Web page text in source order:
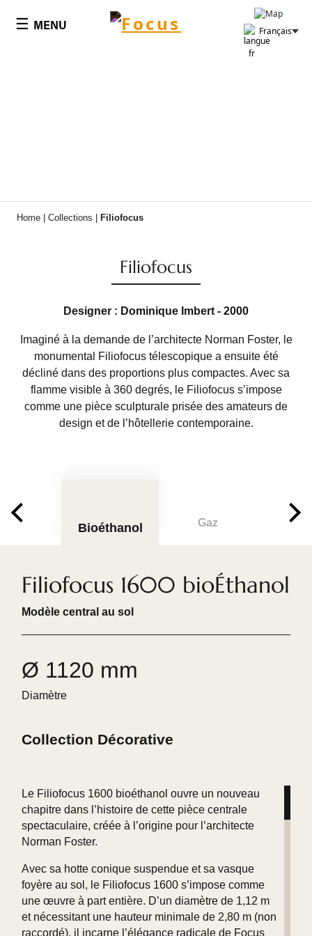
☰ MENU Français
Home Collections Filiofocus
Filiofocus
Designer : Dominique Imbert - 2000
Imaginé à la demande de l’architecte Norman Foster, le
monumental Filiofocus télescopique a ensuite été
décliné dans des proportions plus compactes. Avec sa
flamme visible à 360 degrés, le Filiofocus s’impose
comme une pièce sculpturale prisée des amateurs de
design et de l’hôtellerie contemporaine.
Bioéthanol Gaz
Filiofocus 1600 bioÉthanol
Modèle central au sol
Ø 1120 mm
Diamètre
Collection Décorative
Le Filiofocus 1600 bioéthanol ouvre un nouveau
chapitre dans l’histoire de cette pièce centrale
spectaculaire, créée à l’origine pour l’architecte
Norman Foster.
Avec sa hotte conique suspendue et sa vasque
foyère au sol, le Filiofocus 1600 s’impose comme
une œuvre à part entière. D’un diamètre de 1,12 m
et nécessitant une hauteur minimale de 2,80 m (non
raccordé), il incarne l’élégance radicale de Focus
Panneau de gestion des cookies